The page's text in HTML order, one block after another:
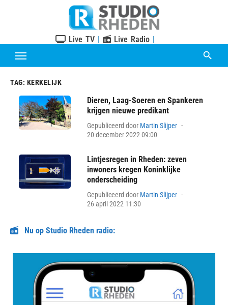
Live TV | Live Radio |
TAG: KERKELIJK
Dieren, Laag-Soeren en Spankeren
krijgen nieuwe predikant
Gepubliceerd door Martin Slijper
20 december 2022 09:00
Lintjesregen in Rheden: zeven
inwoners kregen Koninklijke
onderscheiding
Gepubliceerd door Martin Slijper
26 april 2022 11:30
Nu op Studio Rheden radio: